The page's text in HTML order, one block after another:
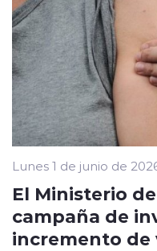
Lunes 1 de junio de
El Ministerio
campaña de
incremento